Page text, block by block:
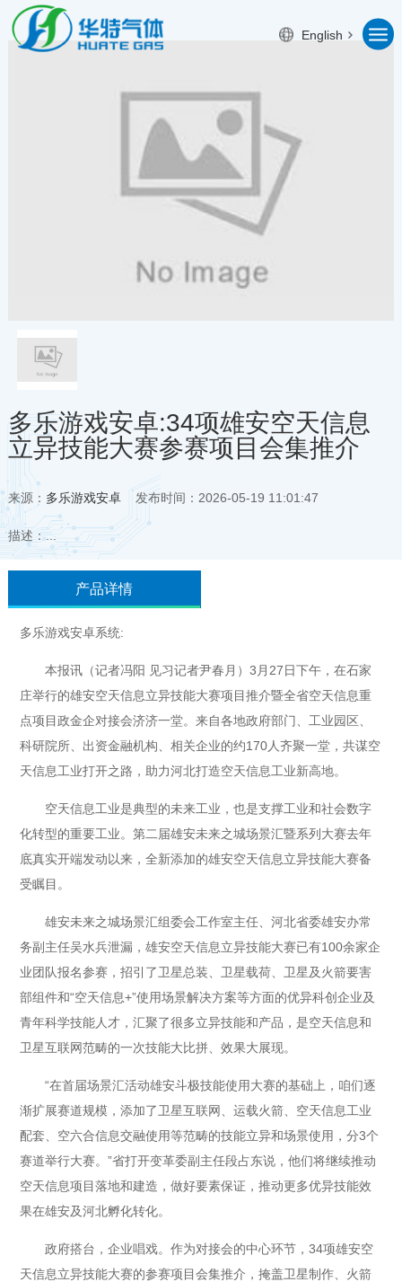
English
多乐游戏安卓:34项雄安空天信息
立异技能大赛参赛项目会集推介
来源： 多乐游戏安卓发布时间：2026-05-19 11:01:47
描述：...
产品详情
多乐游戏安卓系统:
本报讯（记者冯阳 见习记者尹春月）3月27日下午，在石家
庄举行的雄安空天信息立异技能大赛项目推介暨全省空天信息重
点项目政金企对接会济济一堂。来自各地政府部门、工业园区、
科研院所、出资金融机构、相关企业的约170人齐聚一堂，共谋空
天信息工业打开之路，助力河北打造空天信息工业新高地。
空天信息工业是典型的未来工业，也是支撑工业和社会数字
化转型的重要工业。第二届雄安未来之城场景汇暨系列大赛去年
底真实开端发动以来，全新添加的雄安空天信息立异技能大赛备
受瞩目。
雄安未来之城场景汇组委会工作室主任、河北省委雄安办常
务副主任吴水兵泄漏，雄安空天信息立异技能大赛已有100余家企
业团队报名参赛，招引了卫星总装、卫星载荷、卫星及火箭要害
部组件和“空天信息+”使用场景解决方案等方面的优异科创企业及
青年科学技能人才，汇聚了很多立异技能和产品，是空天信息和
卫星互联网范畴的一次技能大比拼、效果大展现。
“在首届场景汇活动雄安斗极技能使用大赛的基础上，咱们逐
渐扩展赛道规模，添加了卫星互联网、运载火箭、空天信息工业
配套、空六合信息交融使用等范畴的技能立异和场景使用，分3个
赛道举行大赛。”省打开变革委副主任段占东说，他们将继续推动
空天信息项目落地和建造，做好要素保证，推动更多优异技能效
果在雄安及河北孵化转化。
政府搭台，企业唱戏。作为对接会的中心环节，34项雄安空
天信息立异技能大赛的参赛项目会集推介，掩盖卫星制作、火箭